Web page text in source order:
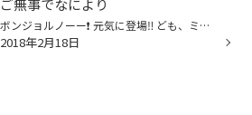
ご無事でなにより
ボンジョルノーー❗️ 元気に登場‼️ ども、ミウラです。 さてさて、このようなタイヤは久しぶりに見ました。 幸いお客様は怪我もなく良かったです。 原因は様々ですが、まずはタイヤの空気圧をチェックしましょう。 ガソリンスタンドのセルフ化が多くなり、タイヤトラブルも増えているようですよ。 ...
2018年2月18日